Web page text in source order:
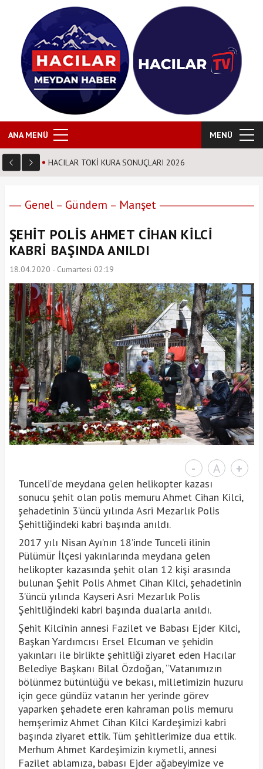
ANA MENÜ MENÜ
Nursaçan Ailesinin Acı Günü
Genel Gündem Manşet
ŞEHİT POLİS AHMET CİHAN KİLCİ
KABRİ BAŞINDA ANILDI
18.04.2020 - Cumartesi 02:19
- A +
Tunceli’de meydana gelen helikopter kazası
sonucu şehit olan polis memuru Ahmet Cihan Kilci,
şehadetinin 3’üncü yılında Asri Mezarlık Polis
Şehitliğindeki kabri başında anıldı.
2017 yılı Nisan Ayı’nın 18’inde Tunceli ilinin
Pülümür İlçesi yakınlarında meydana gelen
helikopter kazasında şehit olan 12 kişi arasında
bulunan Şehit Polis Ahmet Cihan Kilci, şehadetinin
3’üncü yılında Kayseri Asri Mezarlık Polis
Şehitliğindeki kabri başında dualarla anıldı.
Şehit Kilci’nin annesi Fazilet ve Babası Ejder Kilci,
Başkan Yardımcısı Ersel Elcuman ve şehidin
yakınları ile birlikte şehitliği ziyaret eden Hacılar
Belediye Başkanı Bilal Özdoğan, “Vatanımızın
bölünmez bütünlüğü ve bekası, milletimizin huzuru
için gece gündüz vatanın her yerinde görev
yaparken şehadete eren kahraman polis memuru
hemşerimiz Ahmet Cihan Kilci Kardeşimizi kabri
başında ziyaret ettik. Tüm şehitlerimize dua ettik.
Merhum Ahmet Kardeşimizin kıymetli, annesi
Fazilet ablamıza, babası Ejder ağabeyimize ve